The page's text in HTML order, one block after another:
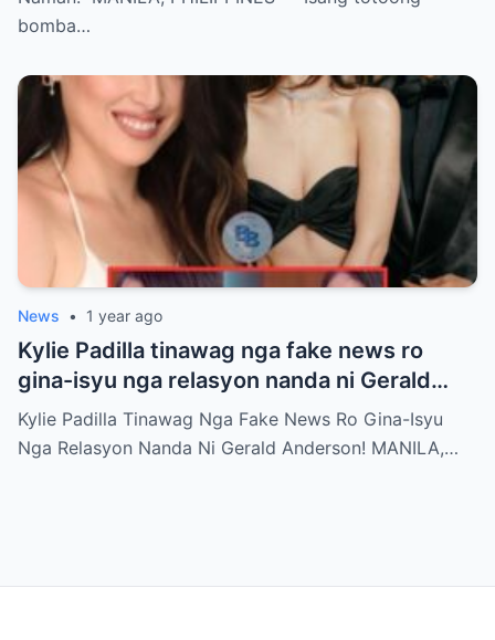
bomba…
News • 1 year ago
Kylie Padilla tinawag nga fake news ro
gina-isyu nga relasyon nanda ni Gerald
Anderson
Kylie Padilla Tinawag Nga Fake News Ro Gina-Isyu
Nga Relasyon Nanda Ni Gerald Anderson! MANILA,…